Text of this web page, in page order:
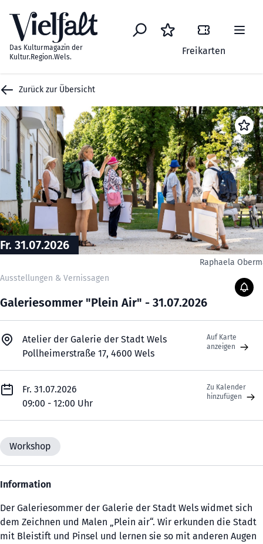
Das Kulturmagazin der
Kultur.Region.Wels.
Freikarten
Zurück zur Übersicht
Fr. 31.07.2026
Raphaela
Ausstellungen & Vernissagen
Galeriesommer "Plein Air" - 31.07.2026
Atelier der Galerie der Stadt Wels
Pollheimerstraße 17, 4600 Wels
Auf Karte
anzeigen
Fr. 31.07.2026
09:00 - 12:00 Uhr
Zu Kalender
hinzufügen
Workshop
Information
Der Galeriesommer der Galerie der Stadt Wels widmet sich
dem Zeichnen und Malen „Plein air“. Wir erkunden die Stadt
mit Bleistift und Pinsel und lernen sie so mit anderen Augen